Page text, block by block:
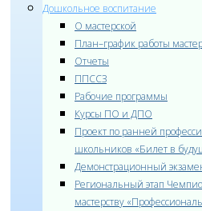
Дошкольное воспитание
О мастерской
План–график работы
Отчеты
ППССЗ
Рабочие программы
Курсы ПО и ДПО
Проект по ранней
школьников «Билет в
Демонстрационный
Региональный этап
мастерству